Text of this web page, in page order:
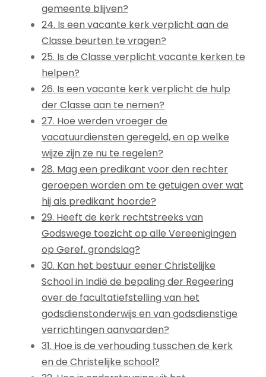
gemeente blijven?
24. Is een vacante kerk verplicht aan de
Classe beurten te vragen?
25. Is de Classe verplicht vacante kerken te
helpen?
26. Is een vacante kerk verplicht de hulp
der Classe aan te nemen?
27. Hoe werden vroeger de
vacatuurdiensten geregeld, en op welke
wijze zijn ze nu te regelen?
28. Mag een predikant voor den rechter
geroepen worden om te getuigen over wat
hij als predikant hoorde?
29. Heeft de kerk rechtstreeks van
Godswege toezicht op alle Vereenigingen
op Geref. grondslag?
30. Kan het bestuur eener Christelijke
School in Indië de bepaling der Regeering
over de facultatiefstelling van het
godsdienstonderwijs en van godsdienstige
verrichtingen aanvaarden?
31. Hoe is de verhouding tusschen de kerk
en de Christelijke school?